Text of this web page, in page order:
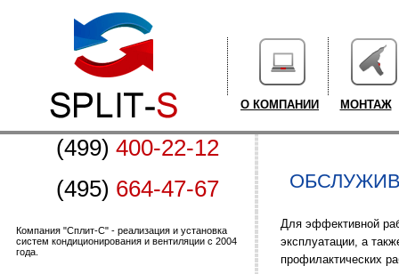
О КОМПАНИИ МОНТАЖ
(499) 400-22-12
(495) 664-47-67
Компания "Сплит-С" - реализация и установка
систем кондиционирования и вентиляции с 2004
года.
Для эффективной
эксплуатации, а
профилактических